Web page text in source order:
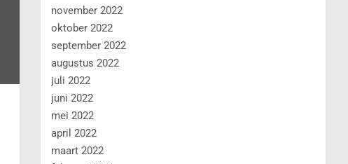
november 2022
oktober 2022
september 2022
augustus 2022
juli 2022
juni 2022
mei 2022
april 2022
maart 2022